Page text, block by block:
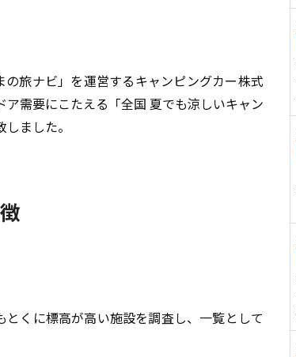
旅ナビ」を運営するキャンピングカー株式
需要にこたえる「全国 夏でも涼しいキャン
ました。
とくに標高が高い施設を調査し、一覧として